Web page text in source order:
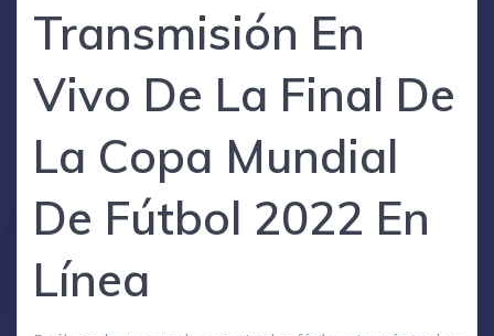
Transmisión En
Vivo De La Final De
La Copa Mundial
De Fútbol 2022 En
Línea